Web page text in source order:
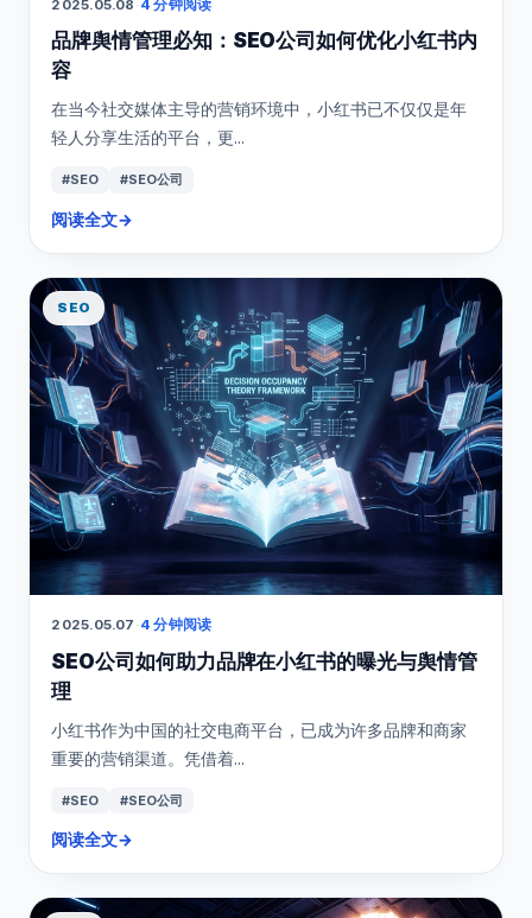
2025.05.08 ·4 分钟阅读
品牌舆情管理必知：SEO公司如何优化小红书内
容
在当今社交媒体主导的营销环境中，小红书已不仅仅是年
轻人分享生活的平台，更...
#SEO #SEO公司
阅读全文→
SEO
2025.05.07 ·4 分钟阅读
SEO公司如何助力品牌在小红书的曝光与舆情管
理
小红书作为中国的社交电商平台，已成为许多品牌和商家
重要的营销渠道。凭借着...
#SEO #SEO公司
阅读全文→